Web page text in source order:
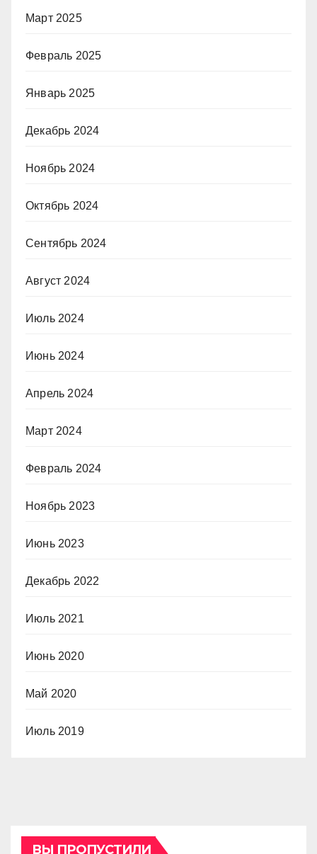
Март 2025
Февраль 2025
Январь 2025
Декабрь 2024
Ноябрь 2024
Октябрь 2024
Сентябрь 2024
Август 2024
Июль 2024
Июнь 2024
Апрель 2024
Март 2024
Февраль 2024
Ноябрь 2023
Июнь 2023
Декабрь 2022
Июль 2021
Июнь 2020
Май 2020
Июль 2019
ВЫ ПРОПУСТИЛИ